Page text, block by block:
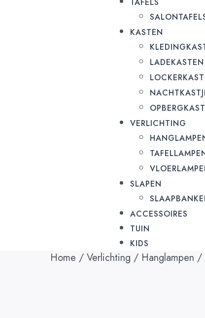
KASTEN
LADEKASTEN
VERLICHTING
SLAPEN
ACCESSOIRES
TUIN
KIDS
Home / Verlichting / Hanglampen /